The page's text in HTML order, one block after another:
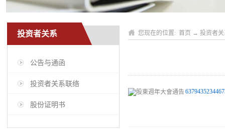
投资者关系
公告与通函
投资者关系联络
股份证明书
您现在的位置: 首页 → 投资者